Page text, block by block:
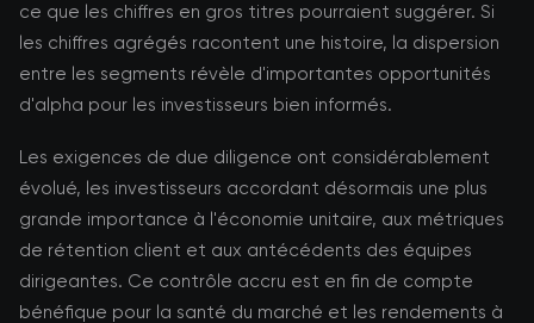
ce que les chiffres en gros titres pourraient suggérer. Si
les chiffres agrégés racontent une histoire, la dispersion
entre les segments révèle d'importantes opportunités
d'alpha pour les investisseurs bien informés.
Les exigences de due diligence ont considérablement
évolué, les investisseurs accordant désormais une plus
grande importance à l'économie unitaire, aux métriques
de rétention client et aux antécédents des équipes
dirigeantes. Ce contrôle accru est en fin de compte
bénéfique pour la santé du marché et les rendements à